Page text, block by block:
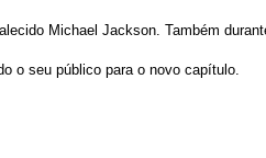
Michael Jackson. Também
o seu público para o novo capítulo.